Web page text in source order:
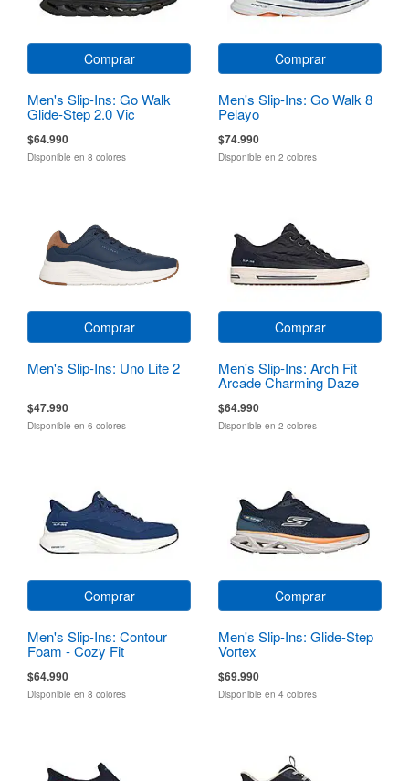
Comprar
Men's Slip-Ins: Go Walk
Glide-Step 2.0 Vic
$64.990
Disponible en 8 colores
Comprar
Men's Slip-Ins: Go Walk 8
Pelayo
$74.990
Disponible en 2 colores
Comprar
Men's Slip-Ins: Uno Lite 2
$47.990
Disponible en 6 colores
Comprar
Men's Slip-Ins: Arch Fit
Arcade Charming Daze
$64.990
Disponible en 2 colores
Comprar
Men's Slip-Ins: Contour
Foam - Cozy Fit
$64.990
Disponible en 8 colores
Comprar
Men's Slip-Ins: Glide-Step
Vortex
$69.990
Disponible en 4 colores